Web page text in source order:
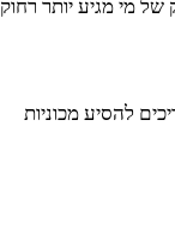
של מי מגיע יותר רחוק
להסיע מכוניות